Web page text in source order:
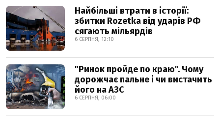
Найбільші втрати в історії:
збитки Rozetka від ударів РФ
сягають мільярдів
6 СЕРПНЯ, 12:10
"Ринок пройде по краю". Чому
дорожчає пальне і чи вистачить
його на АЗС
6 СЕРПНЯ, 06:00